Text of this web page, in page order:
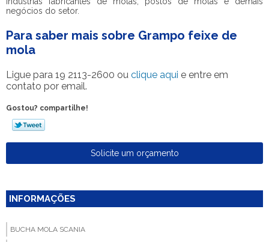
negócios do setor.
Para saber mais sobre Grampo feixe de
mola
Ligue para 19 2113-2600 ou clique aqui e entre em
contato por email.
Gostou? compartilhe!
Solicite um orçamento
INFORMAÇÕES
BUCHA MOLA SCANIA